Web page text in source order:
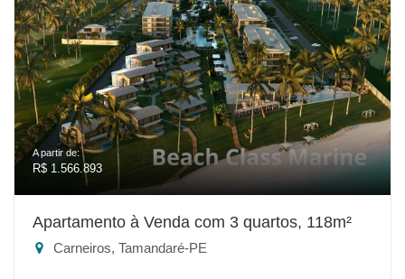
A partir de:
R$ 1.566.893
Apartamento à Venda com 3 quartos, 118m²
Carneiros, Tamandaré-PE